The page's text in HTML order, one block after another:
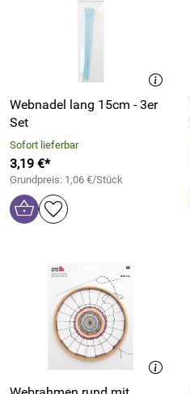
Webnadel lang 15cm - 3er
Set
Sofort lieferbar
3,19 €*
Grundpreis: 1,06 €/Stück